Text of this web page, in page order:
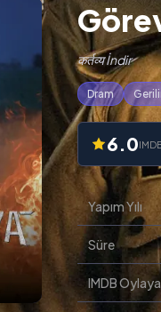
कर्तव्य İndir
Dram
6.0
Yapım Yılı
Süre
IMDB